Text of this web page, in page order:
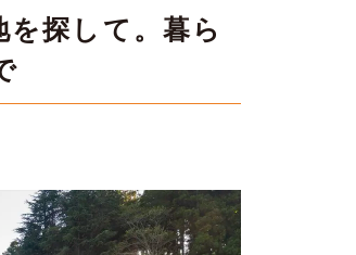
探して。暮ら